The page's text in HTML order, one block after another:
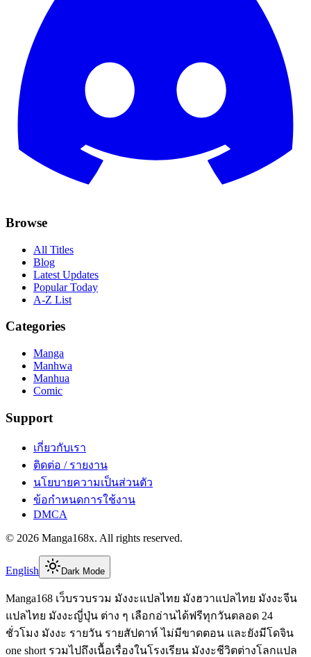
Browse
All Titles
Blog
Latest Updates
Popular Today
A-Z List
Categories
Manga
Manhwa
Manhua
Comic
Support
เกี่ยวกับเรา
ติดต่อ / รายงาน
นโยบายความเป็นส่วนตัว
ข้อกำหนดการใช้งาน
DMCA
© 2026 Manga168x. All rights reserved.
English Dark Mode
Manga168 เว็บรวบรวม มังงะแปลไทย มังฮวาแปลไทย มังงะจีน
แปลไทย มังงะญี่ปุ่น ต่าง ๆ เลือกอ่านได้ฟรีทุกวันตลอด 24
ชั่วโมง มังงะ รายวัน รายสัปดาห์ ไม่มีขาดตอน และยังมีโดจิน
one short รวมไปถึงเนื้อเรื่องในโรงเรียน มังงะชีวิตต่างโลกแปล